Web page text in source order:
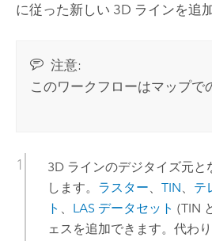
に従った新しい 3D ラインを追
注意:
このワークフローはマップで
3D ラインのデジタイズ元と
します。 ラスター、 TIN、 テ
ト 、 LAS データセット (TIN
ェスを追加できます。代わり